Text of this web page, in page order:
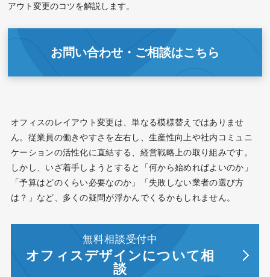
アウト変更のコツを解説します。
お問い合わせ・ご相談はこちら
オフィスのレイアウト変更は、単なる模様替えではありませ
ん。従業員の働きやすさを左右し、生産性向上や社内コミュニ
ケーションの活性化に直結する、経営戦略上の取り組みです。
しかし、いざ着手しようとすると「何から始めればよいのか」
「予算はどのくらい必要なのか」「失敗しない業者の選び方
は？」など、多くの疑問が浮かんでくるかもしれません。
無料相談受付中
オフィスデザインについて相
談